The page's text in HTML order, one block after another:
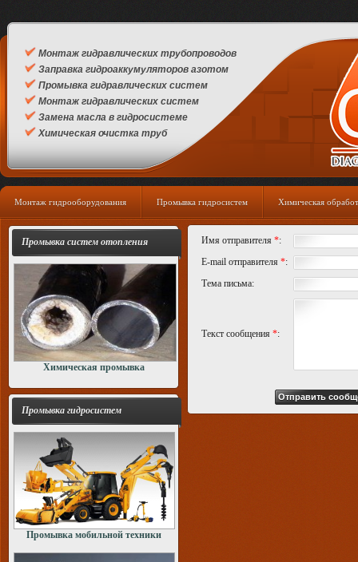
Монтаж гидравлических трубопроводов
Заправка гидроаккумуляторов азотом
Промывка гидравлических систем
Монтаж гидравлических систем
Замена масла в гидросистеме
Химическая очистка труб
Монтаж гидрооборудования Промывка гидросистем Химическая
Промывка систем отопления
Химическая промывка
Промывка гидросистем
Промывка мобильной техники
Имя отправителя *:
E-mail отправителя *:
Тема письма:
Текст сообщения *: